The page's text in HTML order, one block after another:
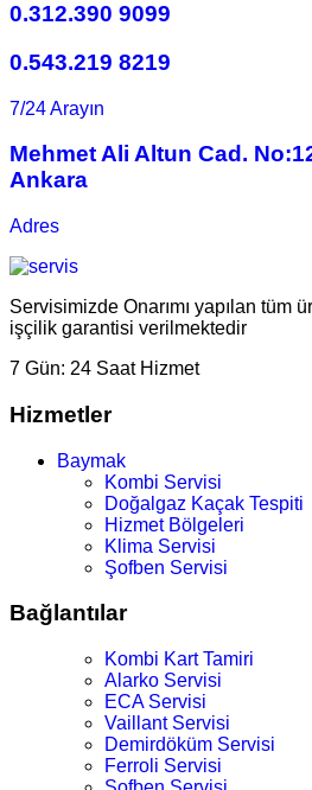
0.312.390 9099
0.543.219 8219
7/24 Arayın
Mehmet Ali Altun Cad.
Ankara
Adres
Servisimizde Onarımı yapılan tüm
işçilik garantisi verilmektedir
7 Gün: 24 Saat Hizmet
Hizmetler
Baymak
Kombi Servisi
Doğalgaz Kaçak Tespiti
Hizmet Bölgeleri
Klima Servisi
Şofben Servisi
Bağlantılar
Kombi Kart Tamiri
Alarko Servisi
ECA Servisi
Vaillant Servisi
Demirdöküm Servisi
Ferroli Servisi